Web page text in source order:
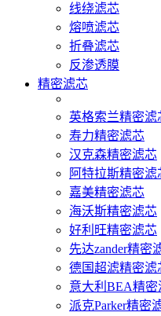
线绕滤芯
熔喷滤芯
折叠滤芯
反渗透膜
精密滤芯
英格索兰精密滤
寿力精密滤芯
汉克森精密滤芯
阿特拉斯精密滤
嘉美精密滤芯
海沃斯精密滤芯
好利旺精密滤芯
先达zander精密
德国超滤精密滤
意大利BEA精密
派克Parker精密